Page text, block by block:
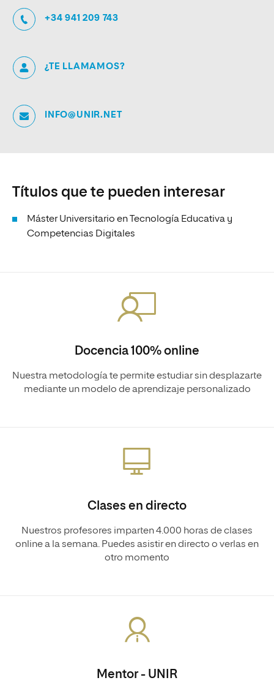
+34 941 209 743
¿TE LLAMAMOS?
INFO@UNIR.NET
Títulos que te pueden interesar
Máster Universitario en Tecnología Educativa y
Competencias Digitales
Docencia 100% online
Nuestra metodología te permite estudiar sin desplazarte
mediante un modelo de aprendizaje personalizado
Clases en directo
Nuestros profesores imparten 4.000 horas de clases
online a la semana. Puedes asistir en directo o verlas en
otro momento
Mentor - UNIR